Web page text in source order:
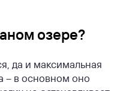
озере?
да и максимальная
– в основном оно